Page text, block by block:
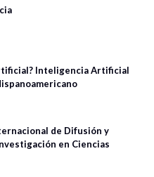
Inteligencia Artificial
de Difusión y
en Ciencias